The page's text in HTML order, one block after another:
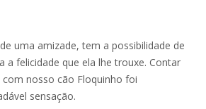
uma amizade, tem a possibilidade de
a felicidade que ela lhe trouxe. Contar
nosso cão Floquinho foi
sensação.